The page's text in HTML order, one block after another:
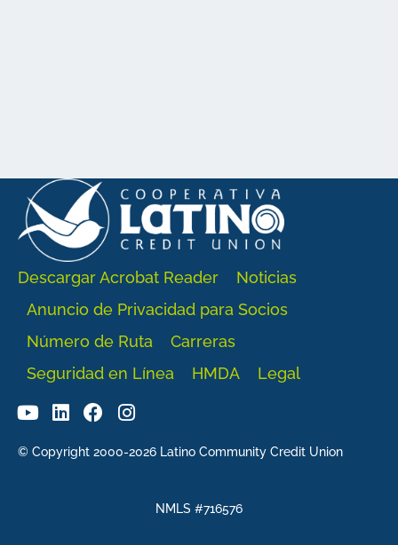
Descargar Acrobat Reader
Noticias
Anuncio de Privacidad para Socios
Número de Ruta
Carreras
Seguridad en Línea
HMDA Legal
© Copyright 2000-2026 Latino Community Credit Union
NMLS #716576